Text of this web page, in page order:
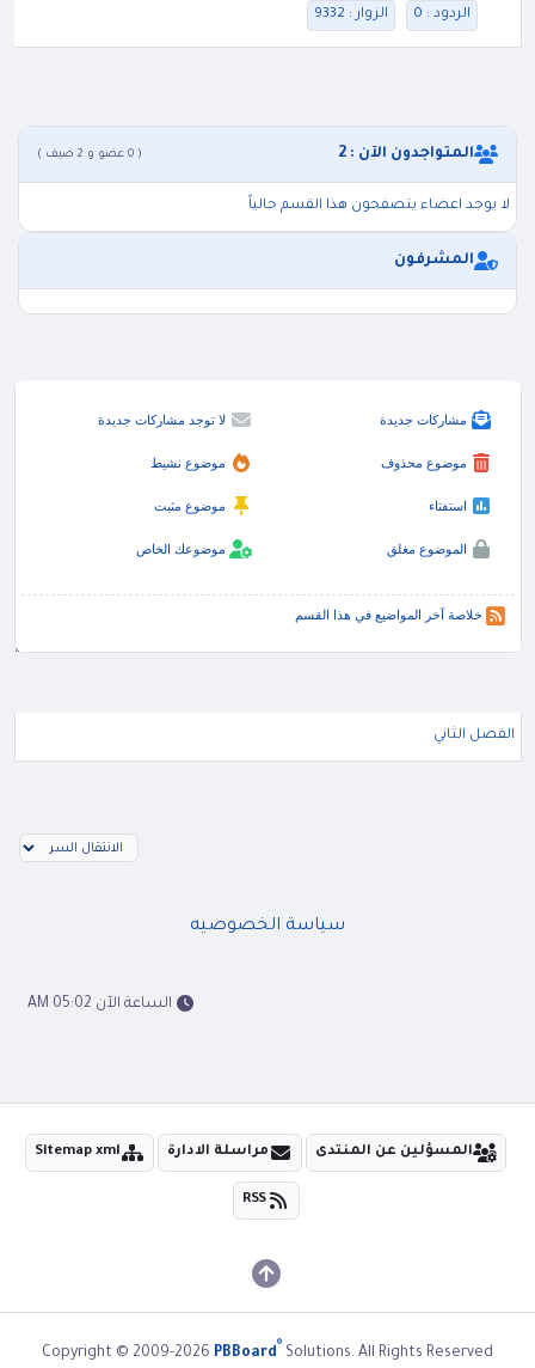
الردود : 0 الزوار : 9332
المتواجدون الآن : 2 ( 0 عضو و 2 ضيف )
لا يوجد اعضاء يتصفحون هذا القسم حالياً
المشرفون
مشاركات جديدة لا توجد مشاركات جديدة
موضوع محذوف موضوع نشيط
استفتاء موضوع مثبت
الموضوع مغلق موضوعك الخاص
خلاصة آخر المواضيع في هذا القسم
الفصل الثاني
سياسة الخصوصيه
الساعة الآن 05:02 AM
المسؤلين عن المنتدى مراسلة الادارة Sitemap xml
RSS
Copyright © 2009-2026 PBBoard® Solutions. All Rights Reserved